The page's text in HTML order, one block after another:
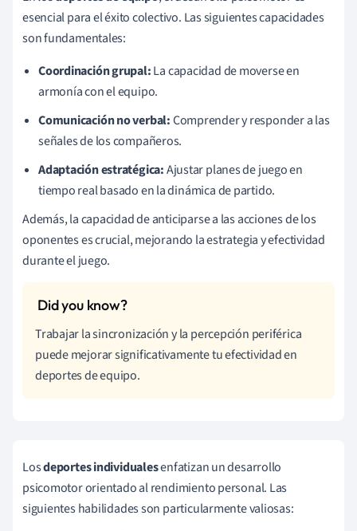
esencial para el éxito colectivo. Las siguientes capacidades
son fundamentales:
Coordinación grupal:La capacidad de moverse en
armonía con el equipo.
Comunicación no verbal:Comprender y responder a las
señales de los compañeros.
Adaptación estratégica:Ajustar planes de juego en
tiempo real basado en la dinámica de partido.
Además, la capacidad de anticiparse a las acciones de los
oponentes es crucial, mejorando la estrategia y efectividad
durante el juego.
Trabajar la sincronización y la percepción periférica
puede mejorar significativamente tu efectividad en
deportes de equipo.
Losdeportes individualesenfatizan un desarrollo
psicomotor orientado al rendimiento personal. Las
siguientes habilidades son particularmente valiosas: